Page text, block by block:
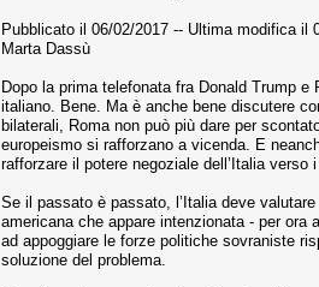
Pubblicato il 06/02/2017 -- Ultima modifica il
Marta Dassù
Dopo la prima telefonata fra Donald Trump
italiano. Bene. Ma è anche bene discutere
bilaterali, Roma non può più dare per
europeismo si rafforzano a vicenda. E
rafforzare il potere negoziale dell’Italia verso
Se il passato è passato, l’Italia deve
americana che appare intenzionata - per ora
ad appoggiare le forze politiche sovraniste
soluzione del problema.